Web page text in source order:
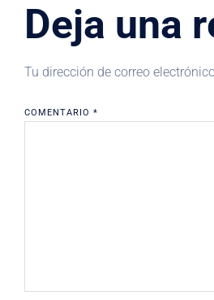
Deja una
Tu dirección de correo
COMENTARIO *